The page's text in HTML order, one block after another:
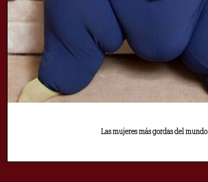
Las mujeres más gordas del mundo